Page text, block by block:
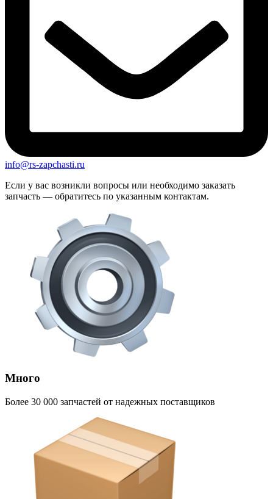
info@rs-zapchasti.ru
Если у вас возникли вопросы или необходимо заказать
запчасть — обратитесь по указанным контактам.
Много
Более 30 000 запчастей от надежных поставщиков